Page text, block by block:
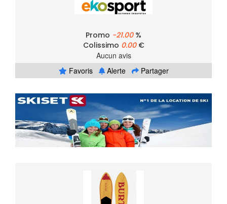
Promo -21.00%
Colissimo 0.00€
Aucun avis
Favoris
Alerte Partager